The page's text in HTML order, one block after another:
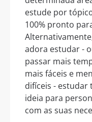
estude por
100% pronto
adora estudar -
passar mais
mais fáceis e
difíceis - estudar
ideia para
com as suas